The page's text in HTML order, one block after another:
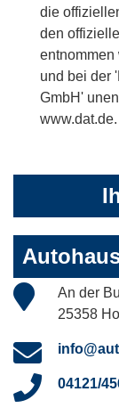
die
den
entnommen
und bei der
GmbH'
www.dat.de.
An der
25358
04121/